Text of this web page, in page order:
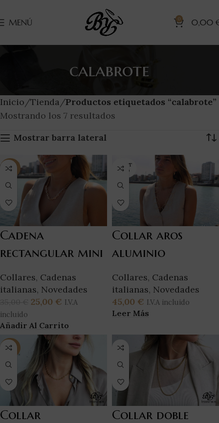
MENÚ 0 0,00
calabrote
Inicio Tienda Productos etiquetados “calabrote”
Mostrando los 7 resultados
Mostrar barra lateral
-29%
Cadena
rectangular mini
Collares, Cadenas
italianas, Novedades
25,00 € I.V.A
incluido
Añadir Al Carrito
AGOT
ADO
Collar aros
aluminio
Collares, Cadenas
italianas, Novedades
45,00 € I.V.A incluido
Leer Más
-29%
Collar
Collar doble